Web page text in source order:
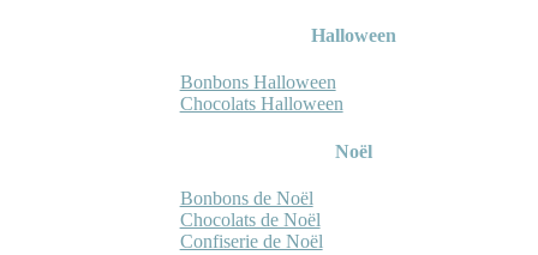
Halloween
Bonbons Halloween
Chocolats Halloween
Noël
Bonbons de Noël
Chocolats de Noël
Confiserie de Noël